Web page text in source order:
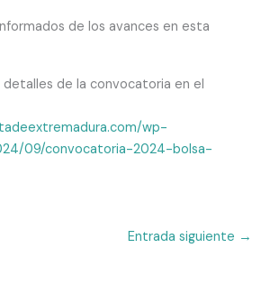
de los avances en esta
de la convocatoria en el
wp-
09/convocatoria-2024-bolsa-
Entrada siguiente →